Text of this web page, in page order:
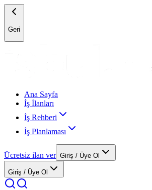
Geri
Ana Sayfa
İş İlanları
İş Rehberi
İş Planlaması
Ücretsiz ilan ver Giriş / Üye Ol
Giriş / Üye Ol